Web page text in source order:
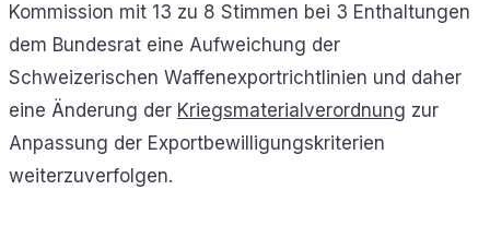
Kommission mit 13 zu 8 Stimmen bei 3 Enthaltungen
dem Bundesrat eine Aufweichung der
Schweizerischen Waffenexportrichtlinien und daher
eine Änderung der Kriegsmaterialverordnung zur
Anpassung der Exportbewilligungskriterien
weiterzuverfolgen.